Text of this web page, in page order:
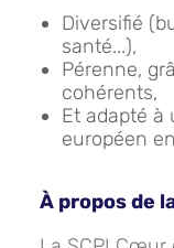
Diversifié
santé...),
Pérenne,
cohérents,
Et adapté à
européen
À propos de